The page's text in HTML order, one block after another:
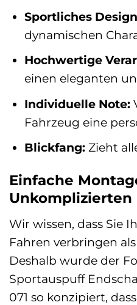
Sportliches
dynamischen
Hochwertige
einen eleganten
Individuelle Note:
Fahrzeug eine
Blickfang:Zieht
Einfache
Unkomplizierten
Wir wissen, dass Sie
Fahren verbringen
Deshalb wurde der
Sportauspuff
071 so konzipiert,